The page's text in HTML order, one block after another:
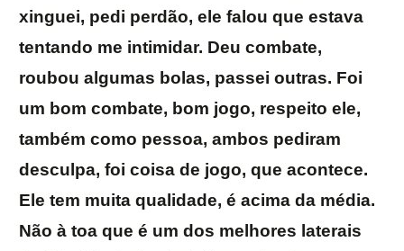
xinguei, pedi perdão, ele falou que estava
tentando me intimidar. Deu combate,
roubou algumas bolas, passei outras. Foi
um bom combate, bom jogo, respeito ele,
também como pessoa, ambos pediram
desculpa, foi coisa de jogo, que acontece.
Ele tem muita qualidade, é acima da média.
Não à toa que é um dos melhores laterais